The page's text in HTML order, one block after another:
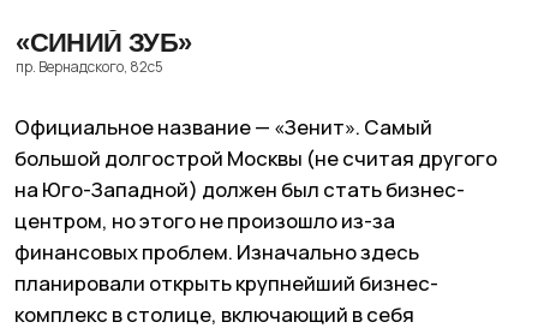
пятизвёздочный отель и ресторан на последнем
этаже.